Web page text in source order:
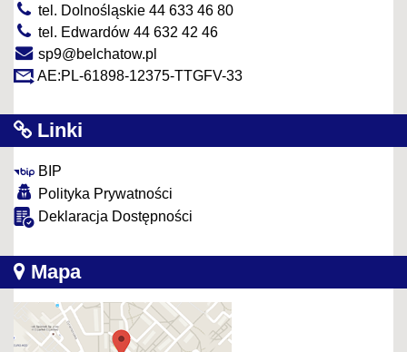
tel. Dolnośląskie 44 633 46 80
tel. Edwardów 44 632 42 46
sp9@belchatow.pl
AE:PL-61898-12375-TTGFV-33
Linki
BIP
Polityka Prywatności
Deklaracja Dostępności
Mapa